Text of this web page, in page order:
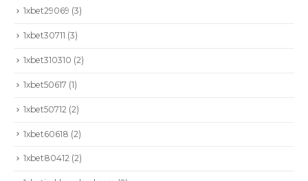
1xbet29069 (3)
1xbet30711 (3)
1xbet310310 (2)
1xbet50617 (1)
1xbet50712 (2)
1xbet60618 (2)
1xbet80412 (2)